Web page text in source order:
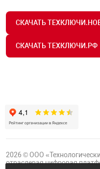
СКАЧАТЬ
СКАЧАТЬ ТЕХКЛЮЧИ.РФ
2026 © ООО
отраслевая цифровая